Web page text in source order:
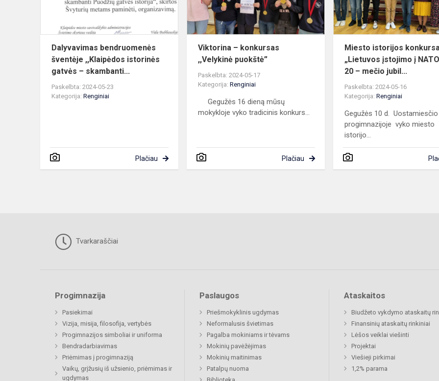
Dalyvavimas bendruomenės
šventėje ,,Klaipėdos istorinės
gatvės – skambanti...
Paskelbta: 2024-05-23
Kategorija: Renginiai
Plačiau
Viktorina – konkursas
,,Velykinė puokštė”
Paskelbta: 2024-05-17
Kategorija:Renginiai
Gegužės 16 dieną mūsų
mokykloje vyko tradicinis konkurs...
Plačiau
Miesto istorijos
„Lietuvos įstojimo į
20 – mečio jubil...
Paskelbta: 2024-05-16
Kategorija:Renginiai
Gegužės 10 d. Uostamiesčio
progimnazijoje vyko miesto
istorijo...
Tvarkaraščiai
Progimnazija
Pasiekimai
Vizija, misija, filosofija, vertybės
Progimnazijos simboliai ir uniforma
Bendradarbiavimas
Priėmimas į progimnaziją
Vaikų, grįžusių iš užsienio, priėmimas ir
ugdymas
Paslaugos
Priešmokyklinis ugdymas
Neformalusis švietimas
Pagalba mokiniams ir tėvams
Mokinių pavėžėjimas
Mokinių maitinimas
Patalpų nuoma
Ataskaitos
Biudžeto vykdymo ataskaitų
Finansinių ataskaitų rinkiniai
Lėšos veiklai viešinti
Projektai
Viešieji pirkimai
1,2% parama